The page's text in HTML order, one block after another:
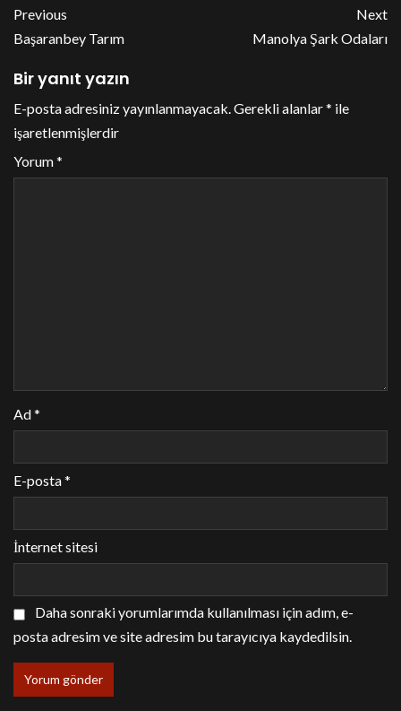
Previous
Başaranbey Tarım
Next
Manolya Şark Odaları
Bir yanıt yazın
E-posta adresiniz yayınlanmayacak.Gerekli alanlar* ile
işaretlenmişlerdir
Yorum*
Ad*
E-posta*
İnternet sitesi
Daha sonraki yorumlarımda kullanılması için adım, e-
posta adresim ve site adresim bu tarayıcıya kaydedilsin.